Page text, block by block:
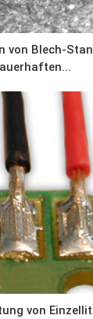
von Blech-
von